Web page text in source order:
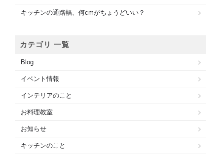
キッチンの通路幅、何cmがちょうどいい？
カテゴリ 一覧
Blog
イベント情報
インテリアのこと
お料理教室
お知らせ
キッチンのこと